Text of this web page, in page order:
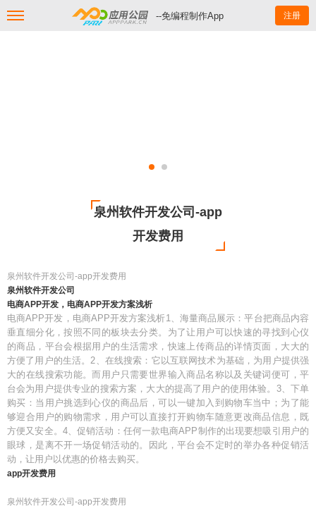
--免编程制作App 注册
泉州软件开发公司-app
开发费用
泉州软件开发公司-app开发费用
泉州软件开发公司
电商APP开发，电商APP开发方案浅析
电商APP开发，电商APP开发方案浅析1、海量商品展示：平台把商品内容
垂直细分化，按照不同的板块去分类。为了让用户可以快速的寻找到心仪
的商品，平台会根据用户的生活需求，快速上传商品的详情页面，大大的
方便了用户的生活。2、在线搜索：它以互联网技术为基础，为用户提供强
大的在线搜索功能。而用户只需要世界输入商品名称以及关键词便可，平
台会为用户提供专业的搜索方案，大大的提高了用户的使用体验。3、下单
购买：当用户挑选到心仪的商品后，可以一键加入到购物车当中；为了能
够迎合用户的购物需求，用户可以直接打开购物车随意更改商品信息，既
方便又安全。4、促销活动：任何一款电商APP制作的出现要想吸引用户的
眼球，是离不开一场促销活动的。因此，平台会不定时的举办各种促销活
动，让用户以优惠的价格去购买。
app开发费用
泉州软件开发公司-app开发费用